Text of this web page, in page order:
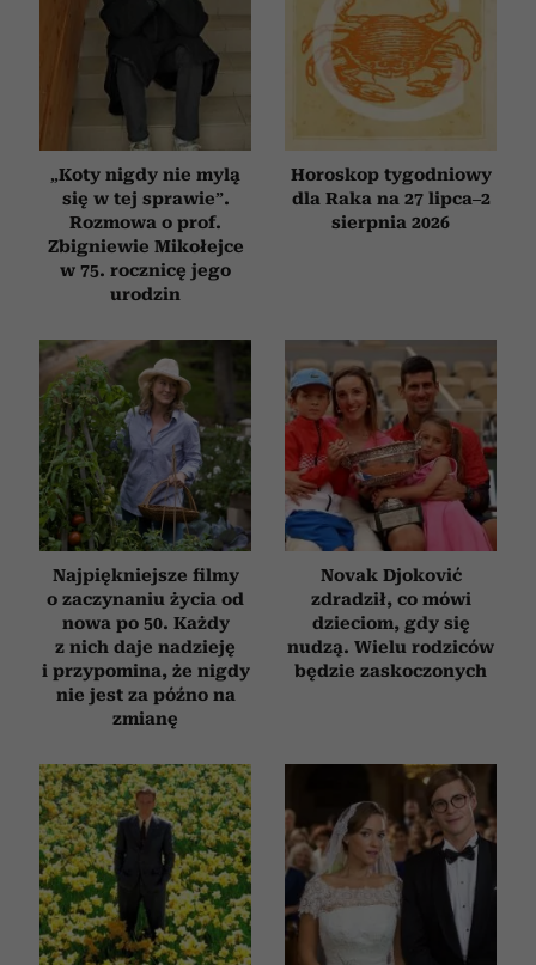
„Koty nigdy nie mylą
się w tej sprawie”.
Rozmowa o prof.
Zbigniewie Mikołejce
w 75. rocznicę jego
urodzin
Horoskop tygodniowy
dla Raka na 27 lipca–2
sierpnia 2026
Najpiękniejsze filmy
o zaczynaniu życia od
nowa po 50. Każdy
z nich daje nadzieję
i przypomina, że nigdy
nie jest za późno na
zmianę
Novak Djoković
zdradził, co mówi
dzieciom, gdy się
nudzą. Wielu rodziców
będzie zaskoczonych